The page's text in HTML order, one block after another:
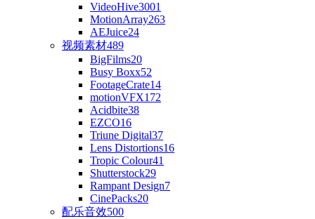
VideoHive3001
MotionArray263
AEJuice24
视频素材489
BigFilms20
Busy Boxx52
FootageCrate14
motionVFX172
Acidbite38
EZCO16
Triune Digital37
Lens Distortions16
Tropic Colour41
Shutterstock29
Rampant Design7
CinePacks20
配乐音效500